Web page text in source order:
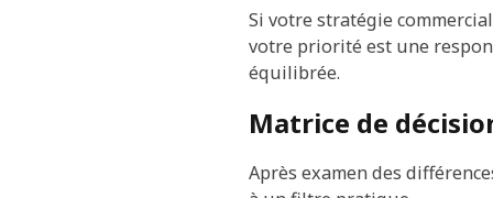
Si votre stratégie
votre priorité est une
équilibrée.
Matrice de
Après examen des